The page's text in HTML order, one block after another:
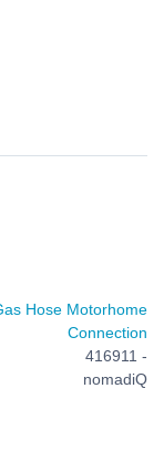
Hose Motorhome
Connection
416911 -
nomadiQ